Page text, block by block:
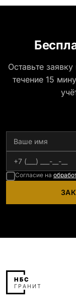
Оставьте
течение 15
Согласие на